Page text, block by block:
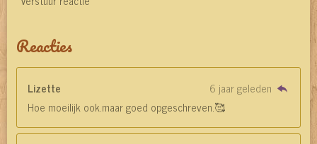
Reacties
Lizette
6 jaar geleden
Hoe moeilijk ook.maar goed opgeschreven.🥰